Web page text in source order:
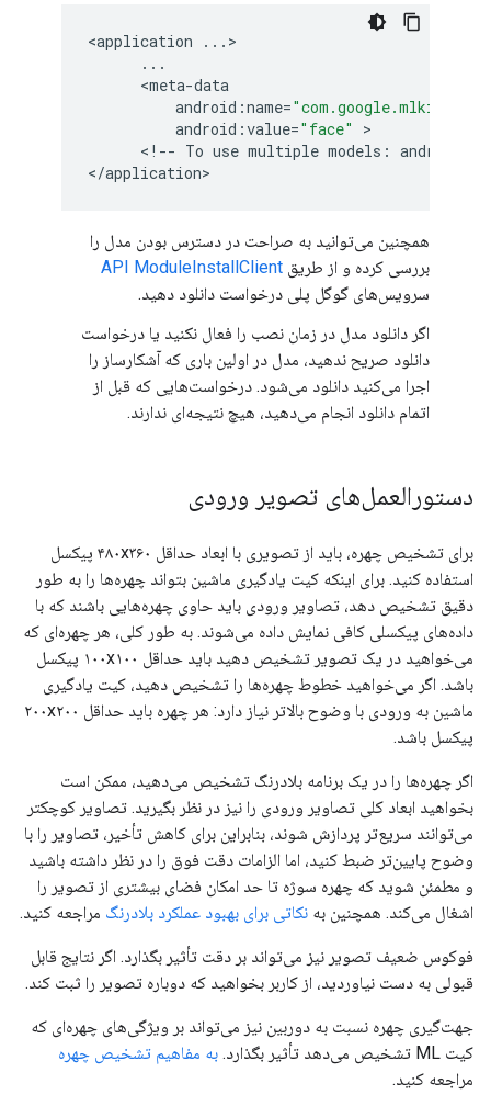
<application ... >
...
      <
meta-data
android :name=
android :value="face"
>
      <
! -- To use multiple models : android
</application
همچنین می‌توانید به صراحت در دسترس بودن مدل را
بررسی کرده و از طریق API ModuleInstallClient
سرویس‌های گوگل پلی درخواست دانلود دهید.
اگر دانلود مدل در زمان نصب را فعال نکنید یا درخواست
دانلود صریح ندهید، مدل در اولین باری که آشکارساز را
اجرا می‌کنید دانلود می‌شود. درخواست‌هایی که قبل از
اتمام دانلود انجام می‌دهید، هیچ نتیجه‌ای ندارند.
دستورالعمل‌های تصویر ورودی
برای تشخیص چهره، باید از تصویری با ابعاد حداقل ۴۸۰x۳۶۰ پیکسل
استفاده کنید. برای اینکه کیت یادگیری ماشین بتواند چهره‌ها را به طور
دقیق تشخیص دهد، تصاویر ورودی باید حاوی چهره‌هایی باشند که با
داده‌های پیکسلی کافی نمایش داده می‌شوند. به طور کلی، هر چهره‌ای که
می‌خواهید در یک تصویر تشخیص دهید باید حداقل ۱۰۰x۱۰۰ پیکسل
باشد. اگر می‌خواهید خطوط چهره‌ها را تشخیص دهید، کیت یادگیری
ماشین به ورودی با وضوح بالاتر نیاز دارد: هر چهره باید حداقل ۲۰۰x۲۰۰
پیکسل باشد.
اگر چهره‌ها را در یک برنامه بلادرنگ تشخیص می‌دهید، ممکن است
بخواهید ابعاد کلی تصاویر ورودی را نیز در نظر بگیرید. تصاویر کوچکتر
می‌توانند سریع‌تر پردازش شوند، بنابراین برای کاهش تأخیر، تصاویر را با
وضوح پایین‌تر ضبط کنید، اما الزامات دقت فوق را در نظر داشته باشید
و مطمئن شوید که چهره سوژه تا حد امکان فضای بیشتری از تصویر را
اشغال می‌کند. همچنین به نکاتی برای بهبود عملکرد بلادرنگ مراجعه کنید.
فوکوس ضعیف تصویر نیز می‌تواند بر دقت تأثیر بگذارد. اگر نتایج قابل
قبولی به دست نیاوردید، از کاربر بخواهید که دوباره تصویر را ثبت کند.
جهت‌گیری چهره نسبت به دوربین نیز می‌تواند بر ویژگی‌های چهره‌ای که
کیت ML تشخیص می‌دهد تأثیر بگذارد.
به مفاهیم تشخیص چهره
مراجعه کنید.